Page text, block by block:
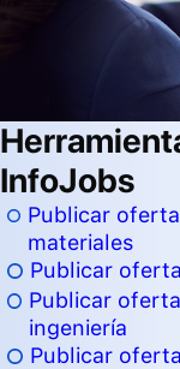
InfoJobs
Publicar
materiales
Publicar
Publicar
ingeniería
Publicar